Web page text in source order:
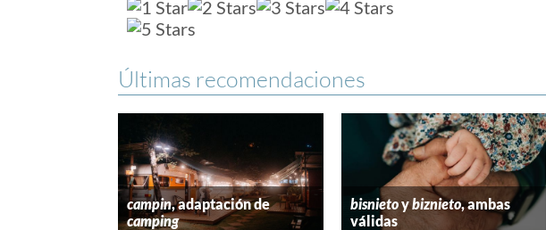
Últimas recomendaciones
campin, adaptación de
camping
bisnietoybiznieto, ambas
válidas